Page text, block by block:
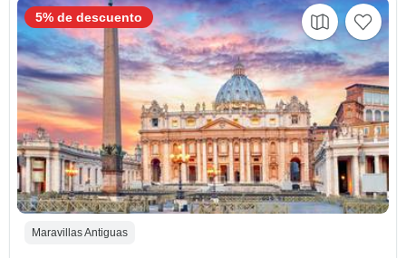
Maravillas Antiguas
5% de descuento